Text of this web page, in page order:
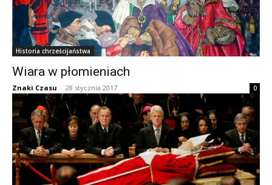
Historia chrześcijaństwa
Wiara w płomieniach
Znaki Czasu - 28 stycznia 2017 0